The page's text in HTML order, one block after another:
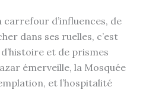
carrefour d’influences, de
dans ses ruelles, c’est
et de prismes
émerveille, la Mosquée
et l’hospitalité